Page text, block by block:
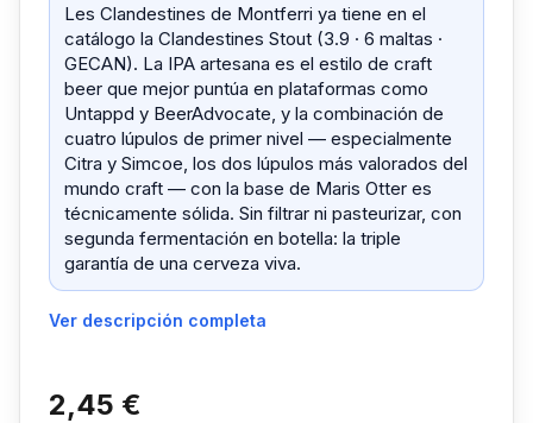
Les Clandestines de Montferri ya tiene en el
catálogo la Clandestines Stout (3.9 · 6 maltas ·
GECAN). La IPA artesana es el estilo de craft
beer que mejor puntúa en plataformas como
Untappd y BeerAdvocate, y la combinación de
cuatro lúpulos de primer nivel — especialmente
Citra y Simcoe, los dos lúpulos más valorados del
mundo craft — con la base de Maris Otter es
técnicamente sólida. Sin filtrar ni pasteurizar, con
segunda fermentación en botella: la triple
garantía de una cerveza viva.
Ver descripción completa
2,45 €